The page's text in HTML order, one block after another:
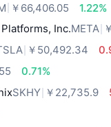
￥66,406.05
1.22%
Inc.META
￥50,492.34
0.71%
SKHY ￥22,735.9